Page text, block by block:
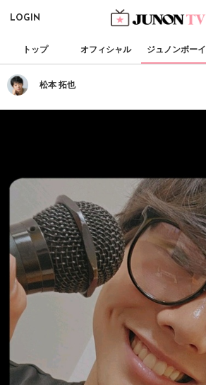
LOGIN
トップ オフィシャル ジュノンボーイ
松本 拓也